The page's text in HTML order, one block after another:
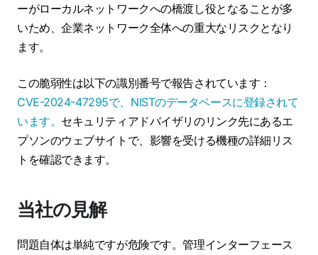
ーがローカルネットワークへの橋渡し役となることが多
いため、企業ネットワーク全体への重大なリスクとなり
ます。
この脆弱性は以下の識別番号で報告されています：
CVE-2024-47295で、NISTのデータベースに登録されて
います。 セキュリティアドバイザリのリンク先にあるエ
プソンのウェブサイトで、影響を受ける機種の詳細リス
トを確認できます。
当社の見解
問題自体は単純ですが危険です。管理インターフェース